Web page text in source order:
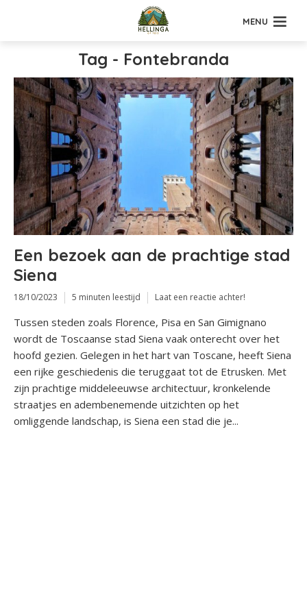
MENU
Tag - Fontebranda
Een bezoek aan de prachtige stad
Siena
18/10/2023 5 minuten leestijd Laat een reactie achter!
Tussen steden zoals Florence, Pisa en San Gimignano
wordt de Toscaanse stad Siena vaak onterecht over het
hoofd gezien. Gelegen in het hart van Toscane, heeft Siena
een rijke geschiedenis die teruggaat tot de Etrusken. Met
zijn prachtige middeleeuwse architectuur, kronkelende
straatjes en adembenemende uitzichten op het
omliggende landschap, is Siena een stad die je...